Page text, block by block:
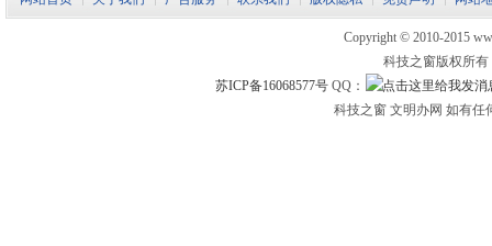
Copyright © 2010-2015
科技之窗版权所
苏ICP备16068577号 QQ：
科技之窗 文明办网 如有任